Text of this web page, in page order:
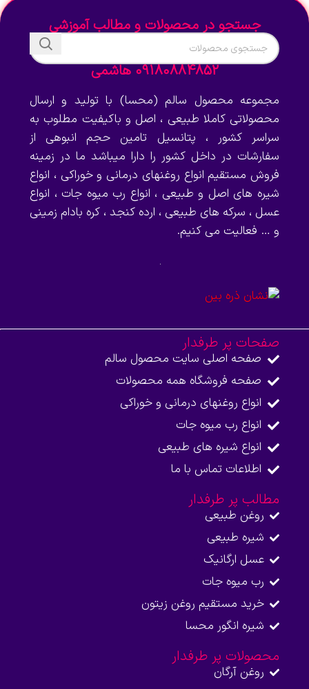
جستجو در محصولات و مطالب آموزشی
09180884852 هاشمی
مجموعه محصول سالم (محسا) با تولید و ارسال
محصولاتی کاملا طبیعی ، اصل و باکیفیت مطلوب به
سراسر کشور ، پتانسیل تامین حجم انبوهی از
سفارشات در داخل کشور را دارا میباشد ما در زمینه
فروش مستقیم انواع روغنهای درمانی و خوراکی ، انواع
شیره های اصل و طبیعی ، انواع رب میوه جات ، انواع
عسل ، سرکه های طبیعی ، ارده کنجد ، کره بادام زمینی
و … فعالیت می کنیم.
صفحات پر طرفدار
صفحه اصلی سایت محصول سالم
صفحه فروشگاه همه محصولات​
انواع روغنهای درمانی و خوراکی
انواع رب میوه جات
انواع شیره های طبیعی
اطلاعات تماس با ما​
مطالب پر طرفدار
روغن طبیعی
شیره طبیعی
عسل ارگانیک
رب میوه جات
خرید مستقیم روغن زیتون
شیره انگور محسا
محصولات پر طرفدار
روغن آرگان